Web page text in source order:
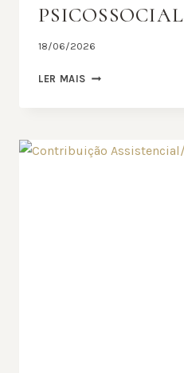
PSICOSSOCIAL
18/06/2026
LER MAIS LIMINAR